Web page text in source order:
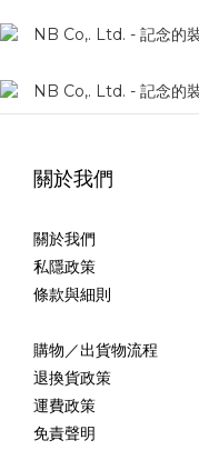
關於我們
關於我們
私隱政策
條款與細則
購物／出貨物流程
退換貨政策
運費政策
免責聲明